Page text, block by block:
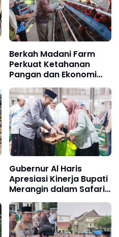
Berkah Madani Farm
Perkuat Ketahanan
Pangan dan Ekonomi
Masyarakat
Gubernur Al Haris
Apresiasi Kinerja Bupati
Merangin dalam Safari
Ramadan